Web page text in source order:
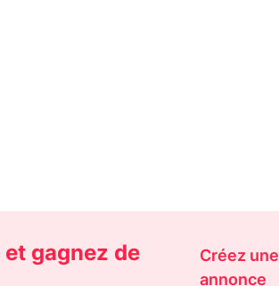
gagnez de
Créez une
annonce